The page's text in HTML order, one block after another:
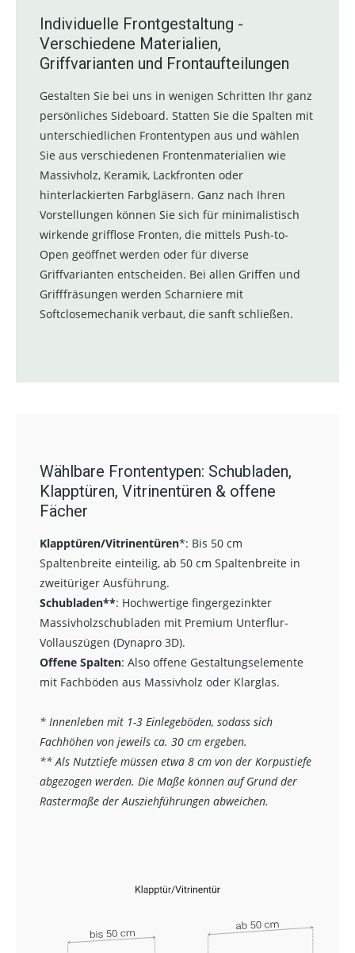
Individuelle Frontgestaltung -
Verschiedene Materialien,
Griffvarianten und Frontaufteilungen
Gestalten Sie bei uns in wenigen Schritten Ihr ganz
persönliches Sideboard. Statten Sie die Spalten mit
unterschiedlichen Frontentypen aus und wählen
Sie aus verschiedenen Frontenmaterialien wie
Massivholz, Keramik, Lackfronten oder
hinterlackierten Farbgläsern. Ganz nach Ihren
Vorstellungen können Sie sich für minimalistisch
wirkende grifflose Fronten, die mittels Push-to-
Open geöffnet werden oder für diverse
Griffvarianten entscheiden. Bei allen Griffen und
Grifffräsungen werden Scharniere mit
Softclosemechanik verbaut, die sanft schließen.
Wählbare Frontentypen: Schubladen,
Klapptüren, Vitrinentüren & offene
Fächer
Klapptüren/Vitrinentüren*: Bis 50 cm
Spaltenbreite einteilig, ab 50 cm Spaltenbreite in
zweitüriger Ausführung.
Schubladen**: Hochwertige fingergezinkter
Massivholzschubladen mit Premium Unterflur-
Vollauszügen (Dynapro 3D).
Offene Spalten: Also offene Gestaltungselemente
mit Fachböden aus Massivholz oder Klarglas.
* Innenleben mit 1-3 Einlegeböden, sodass sich
Fachhöhen von jeweils ca. 30 cm ergeben.
** Als Nutztiefe müssen etwa 8 cm von der Korpustiefe
abgezogen werden. Die Maße können auf Grund der
Rastermaße der Ausziehführungen abweichen.